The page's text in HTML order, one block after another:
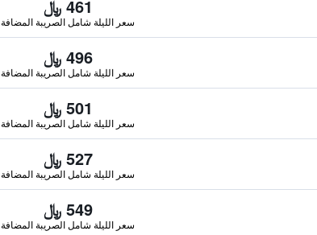
461 ﷼
سعر الليلة شامل الصريبة المضافة
496 ﷼
سعر الليلة شامل الصريبة المضافة
501 ﷼
سعر الليلة شامل الصريبة المضافة
527 ﷼
سعر الليلة شامل الصريبة المضافة
549 ﷼
سعر الليلة شامل الصريبة المضافة